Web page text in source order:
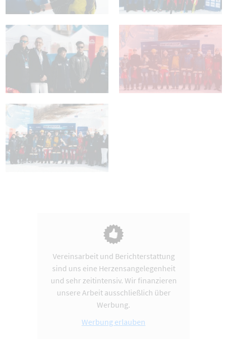
Vereinsarbeit und Berichterstattung
sind uns eine Herzensangelegenheit
und sehr zeitintensiv. Wir finanzieren
unsere Arbeit ausschließlich über
Werbung.
Werbung erlauben